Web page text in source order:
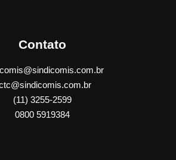
Contato
(11) 3255-2599
0800 5919384